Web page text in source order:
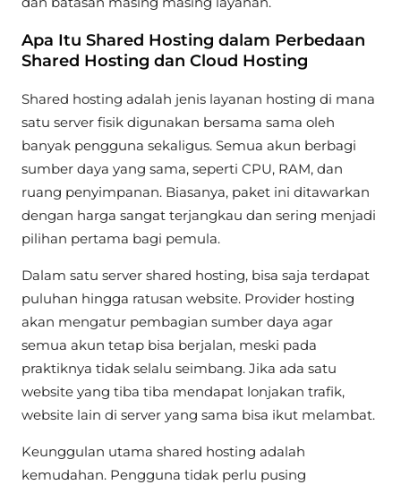
Apa Itu Shared Hosting dalam Perbedaan
Shared Hosting dan Cloud Hosting
Shared hosting adalah jenis layanan hosting di mana
satu server fisik digunakan bersama sama oleh
banyak pengguna sekaligus. Semua akun berbagi
sumber daya yang sama, seperti CPU, RAM, dan
ruang penyimpanan. Biasanya, paket ini ditawarkan
dengan harga sangat terjangkau dan sering menjadi
pilihan pertama bagi pemula.
Dalam satu server shared hosting, bisa saja terdapat
puluhan hingga ratusan website. Provider hosting
akan mengatur pembagian sumber daya agar
semua akun tetap bisa berjalan, meski pada
praktiknya tidak selalu seimbang. Jika ada satu
website yang tiba tiba mendapat lonjakan trafik,
website lain di server yang sama bisa ikut melambat.
Keunggulan utama shared hosting adalah
kemudahan. Pengguna tidak perlu pusing